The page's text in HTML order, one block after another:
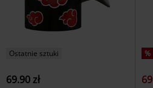
Ostatnie sztuki
69.90 zł
%